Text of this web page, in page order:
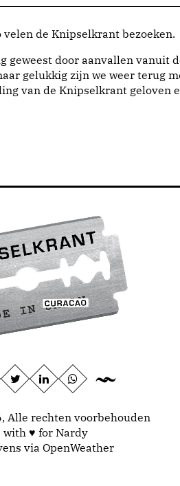
de Knipselkrant bezoeken.
geweest door aanvallen vanuit
gelukkig zijn we weer terug
van de Knipselkrant geloven
Alle rechten voorbehouden
with ♥ for Nardy
via OpenWeather